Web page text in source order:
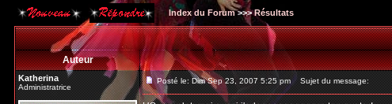
Index du Forum>>>Résultats
Auteur
Katherina
Administratrice
Posté le: Dim Sep 23, 2007 5:25 pm Sujet du message: